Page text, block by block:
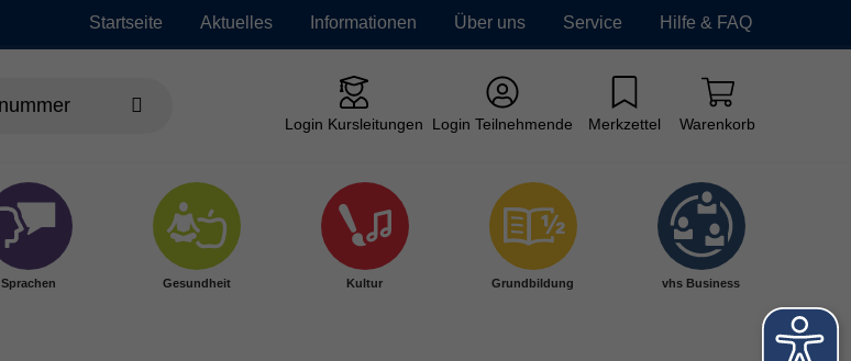
Startseite Aktuelles Informationen Über uns Service Hilfe & FAQ
Login Kursleitungen Login Teilnehmende Merkzettel Warenkorb
Sprachen Gesundheit Kultur Grundbildung vhs Business